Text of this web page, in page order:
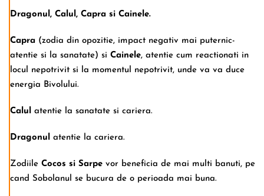
Dragonul, Calul, Capra si Cainele.
Capra (zodia din opozitie, impact negativ mai puternic-
atentie si la sanatate) si Cainele, atentie cum reactionati in
locul nepotrivit si la momentul nepotrivit, unde va va duce
energia Bivolului.
Calul atentie la sanatate si cariera.
Dragonul atentie la cariera.
Zodiile Cocos si Sarpe vor beneficia de mai multi banuti, pe
cand Sobolanul se bucura de o perioada mai buna.